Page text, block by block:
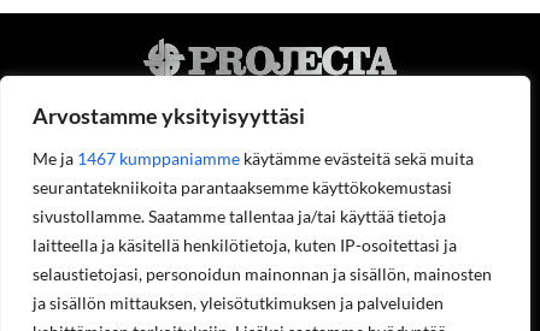
Arvostamme yksityisyyttäsi
Me ja 1467 kumppaniamme käytämme evästeitä sekä muita
seurantatekniikoita parantaaksemme käyttökokemustasi
sivustollamme. Saatamme tallentaa ja/tai käyttää tietoja
laitteella ja käsitellä henkilötietoja, kuten IP-osoitettasi ja
selaustietojasi, personoidun mainonnan ja sisällön, mainosten
ja sisällön mittauksen, yleisötutkimuksen ja palveluiden
Projecta Oy
Tietoa meistä
Yhteystiedot
Työpaikat
Ympäristöohjelma